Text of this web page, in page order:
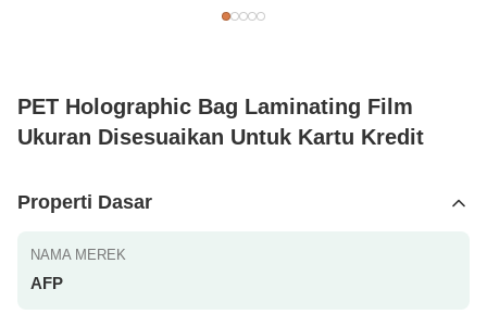
PET Holographic Bag Laminating Film
Ukuran Disesuaikan Untuk Kartu Kredit
Properti Dasar
NAMA MEREK
AFP